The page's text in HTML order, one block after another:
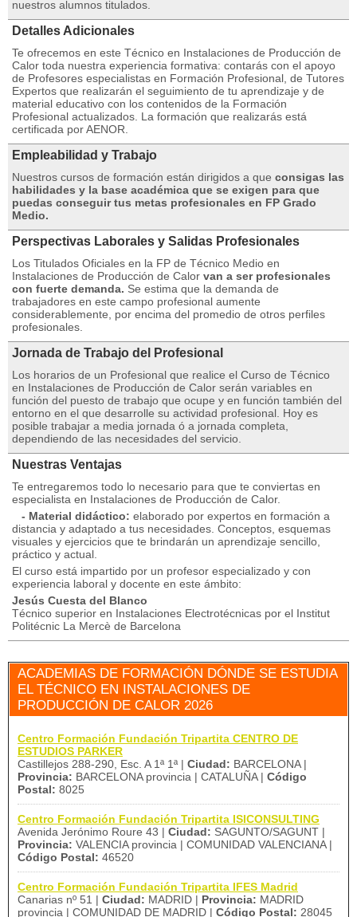
nuestros alumnos titulados.
Detalles Adicionales
Te ofrecemos en este Técnico en Instalaciones de Producción de
Calor toda nuestra experiencia formativa: contarás con el apoyo
de Profesores especialistas en Formación Profesional, de Tutores
Expertos que realizarán el seguimiento de tu aprendizaje y de
material educativo con los contenidos de la Formación
Profesional actualizados. La formación que realizarás está
certificada por AENOR.
Empleabilidad y Trabajo
Nuestros cursos de formación están dirigidos a que consigas las
habilidades y la base académica que se exigen para que
puedas conseguir tus metas profesionales en FP Grado
Medio.
Perspectivas Laborales y Salidas Profesionales
Los Titulados Oficiales en la FP de Técnico Medio en
Instalaciones de Producción de Calor van a ser profesionales
con fuerte demanda. Se estima que la demanda de
trabajadores en este campo profesional aumente
considerablemente, por encima del promedio de otros perfiles
profesionales.
Jornada de Trabajo del Profesional
Los horarios de un Profesional que realice el Curso de Técnico
en Instalaciones de Producción de Calor serán variables en
función del puesto de trabajo que ocupe y en función también del
entorno en el que desarrolle su actividad profesional. Hoy es
posible trabajar a media jornada ó a jornada completa,
dependiendo de las necesidades del servicio.
Nuestras Ventajas
Te entregaremos todo lo necesario para que te conviertas en
especialista en Instalaciones de Producción de Calor.
- Material didáctico: elaborado por expertos en formación a
distancia y adaptado a tus necesidades. Conceptos, esquemas
visuales y ejercicios que te brindarán un aprendizaje sencillo,
práctico y actual.
El curso está impartido por un profesor especializado y con
experiencia laboral y docente en este ámbito:
Jesús Cuesta del Blanco
Técnico superior en Instalaciones Electrotécnicas por el Institut
Politécnic La Mercè de Barcelona
ACADEMIAS DE FORMACIÓN DÓNDE SE ESTUDIA
EL TÉCNICO EN INSTALACIONES DE
PRODUCCIÓN DE CALOR 2026
Centro Formación Fundación Tripartita CENTRO DE
ESTUDIOS PARKER
Castillejos 288-290, Esc. A 1ª 1ª | Ciudad: BARCELONA |
Provincia: BARCELONA provincia | CATALUÑA | Código
Postal: 8025
Centro Formación Fundación Tripartita ISICONSULTING
Avenida Jerónimo Roure 43 | Ciudad: SAGUNTO/SAGUNT |
Provincia: VALENCIA provincia | COMUNIDAD VALENCIANA |
Código Postal: 46520
Centro Formación Fundación Tripartita IFES Madrid
Canarias nº 51 | Ciudad: MADRID | Provincia: MADRID
provincia | COMUNIDAD DE MADRID | Código Postal: 28045